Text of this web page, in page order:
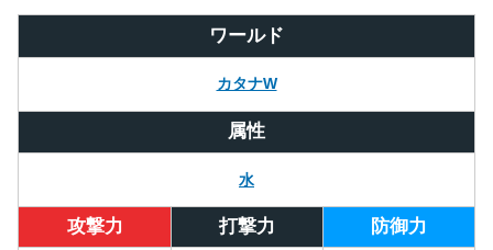
ワールド
カタナW
属性
水
攻撃力 打撃力 防御力